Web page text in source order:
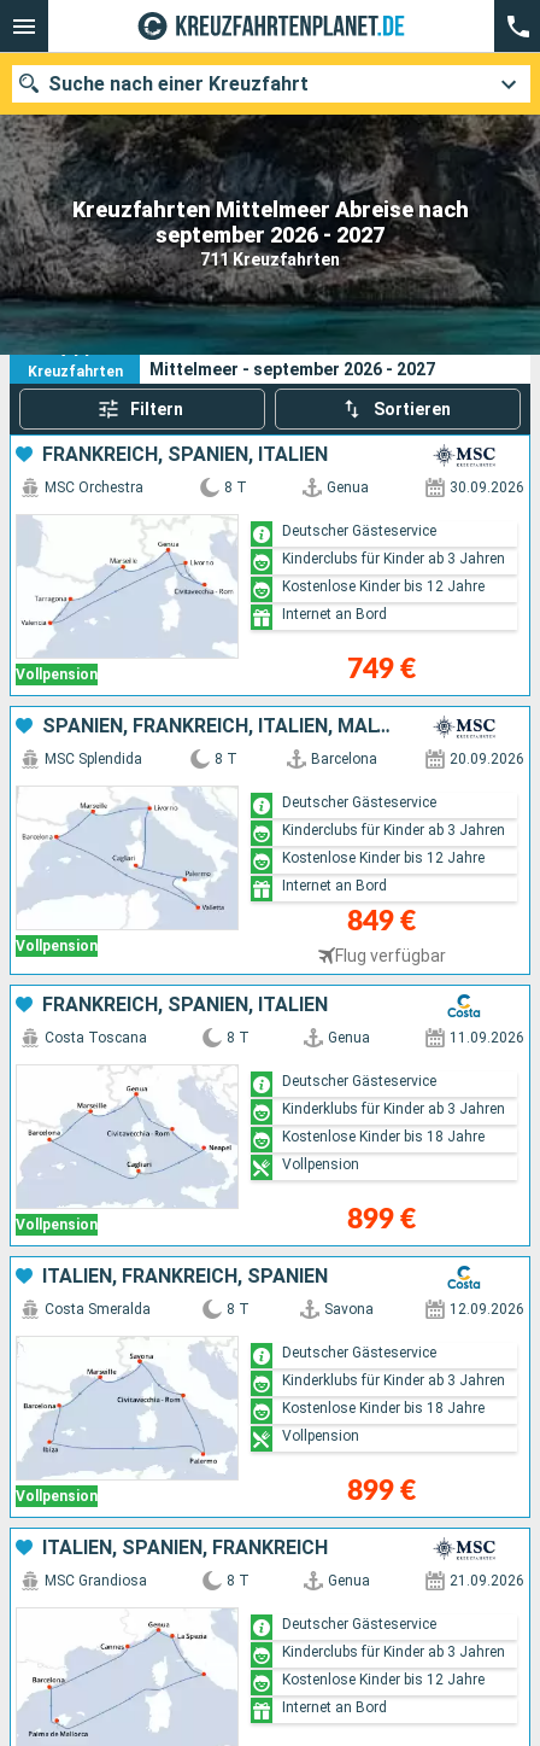
Kreuzfahrten Mittelmeer Abreise nach
september 2026 - 2027
711 Kreuzfahrten
Suche nach einer Kreuzfahrt
Unsere Ziele
Abfahrtsmonat
Häfen Reedereien
Suchen
711
Kreuzfahrten
Mittelmeer - september 2026 - 2027
Filtern Sortieren
FRANKREICH, SPANIEN, ITALIEN
Vollpension
MSC Orchestra 8 T Genua 30.09.2026
749 €
Deutscher Gästeservice
Kinderclubs für Kinder ab 3 Jahren
Kostenlose Kinder bis 12 Jahre
Internet an Bord
SPANIEN, FRANKREICH, ITALIEN, MALTA
Vollpension
MSC Splendida 8 T Barcelona 20.09.2026
849 €
Flug verfügbar
Deutscher Gästeservice
Kinderclubs für Kinder ab 3 Jahren
Kostenlose Kinder bis 12 Jahre
Internet an Bord
FRANKREICH, SPANIEN, ITALIEN
Vollpension
Costa Toscana 8 T Genua 11.09.2026
899 €
Deutscher Gästeservice
Kinderklubs für Kinder ab 3 Jahren
Kostenlose Kinder bis 18 Jahre
Vollpension
ITALIEN, FRANKREICH, SPANIEN
Vollpension
Costa Smeralda 8 T Savona 12.09.2026
899 €
Deutscher Gästeservice
Kinderklubs für Kinder ab 3 Jahren
Kostenlose Kinder bis 18 Jahre
Vollpension
ITALIEN, SPANIEN, FRANKREICH
MSC Grandiosa 8 T Genua 21.09.2026
Deutscher Gästeservice
Kinderclubs für Kinder ab 3 Jahren
Kostenlose Kinder bis 12 Jahre
Internet an Bord